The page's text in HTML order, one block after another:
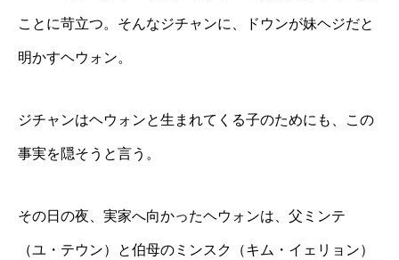
ことに苛立つ。そんなジチャンに、ドウンが妹ヘジだと
明かすヘウォン。
ジチャンはヘウォンと生まれてくる子のためにも、この
事実を隠そうと言う。
その日の夜、実家へ向かったヘウォンは、父ミンテ
（ユ・テウン）と伯母のミンスク（キム・イェリョン）